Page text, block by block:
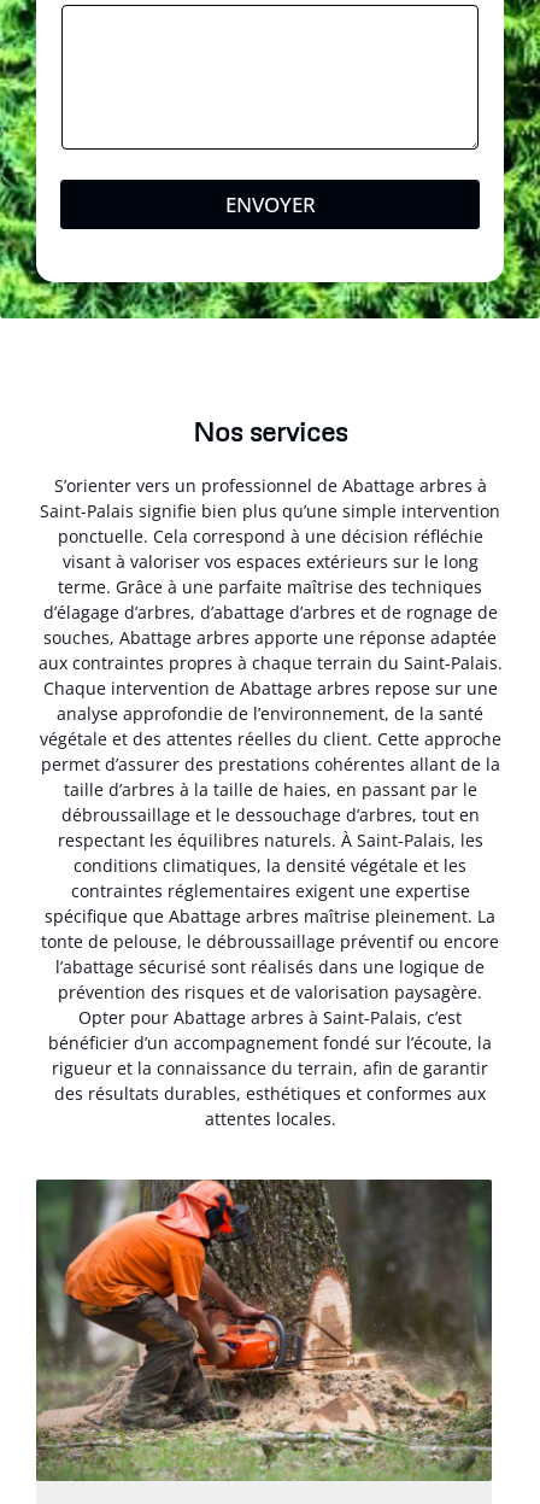
ENVOYER
Nos services
S’orienter vers un professionnel de Abattage arbres à
Saint-Palais signifie bien plus qu’une simple intervention
ponctuelle. Cela correspond à une décision réfléchie
visant à valoriser vos espaces extérieurs sur le long
terme. Grâce à une parfaite maîtrise des techniques
d’élagage d’arbres, d’abattage d’arbres et de rognage de
souches, Abattage arbres apporte une réponse adaptée
aux contraintes propres à chaque terrain du Saint-Palais.
Chaque intervention de Abattage arbres repose sur une
analyse approfondie de l’environnement, de la santé
végétale et des attentes réelles du client. Cette approche
permet d’assurer des prestations cohérentes allant de la
taille d’arbres à la taille de haies, en passant par le
débroussaillage et le dessouchage d’arbres, tout en
respectant les équilibres naturels. À Saint-Palais, les
conditions climatiques, la densité végétale et les
contraintes réglementaires exigent une expertise
spécifique que Abattage arbres maîtrise pleinement. La
tonte de pelouse, le débroussaillage préventif ou encore
l’abattage sécurisé sont réalisés dans une logique de
prévention des risques et de valorisation paysagère.
Opter pour Abattage arbres à Saint-Palais, c’est
bénéficier d’un accompagnement fondé sur l’écoute, la
rigueur et la connaissance du terrain, afin de garantir
des résultats durables, esthétiques et conformes aux
attentes locales.